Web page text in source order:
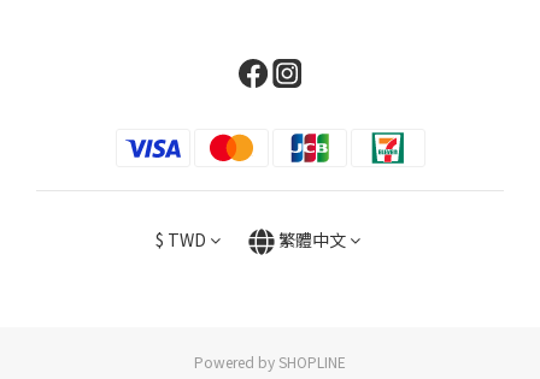
$ TWD 繁體中文
Powered by SHOPLINE